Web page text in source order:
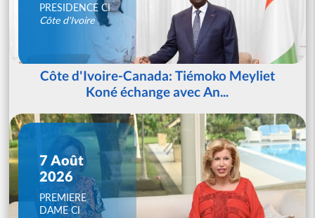
PRESIDENCE CI
Côte d'Ivoire
Côte d'Ivoire-Canada: Tiémoko Meyliet
Koné échange avec An...
7 Août
2026
PREMIERE
DAME CI